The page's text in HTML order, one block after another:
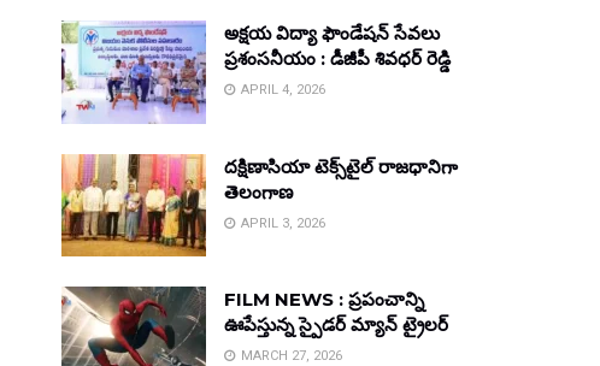
అక్షయ విద్యా ఫౌండేషన్ సేవలు
ప్రశంసనీయం : డీజీపీ శివధర్ రెడ్డి
APRIL 4, 2026
దక్షిణాసియా టెక్స్‌టైల్ రాజధానిగా
తెలంగాణ
APRIL 3, 2026
FILM NEWS : ప్రపంచాన్ని
ఊపేస్తున్న స్పైడర్ మ్యాన్ ట్రైలర్
MARCH 27, 2026